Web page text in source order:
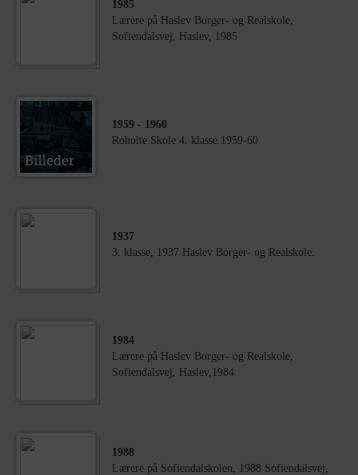
1985
Lærere på Haslev Borger- og Realskole,
Sofiendalsvej, Haslev, 1985
1959 - 1960
Roholte Skole 4. klasse 1959-60
1937
3. klasse, 1937 Haslev Borger- og Realskole.
1984
Lærere på Haslev Borger- og Realskole,
Sofiendalsvej, Haslev,1984
1988
Lærere på Sofiendalskolen, 1988 Sofiendalsvej,